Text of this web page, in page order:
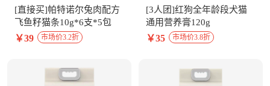
[直接买]帕特诺尔兔肉配方
飞鱼籽猫条10g*6支*5包
￥39 市场价3.2折
[3人团]红狗全年龄段犬猫
通用营养膏120g
￥35 市场价3.8折